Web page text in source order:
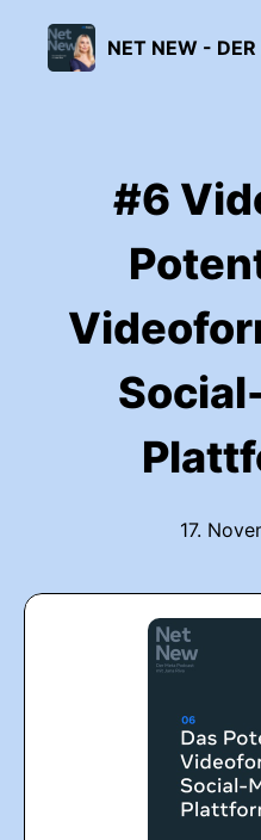
NET NEW -
#6
17.